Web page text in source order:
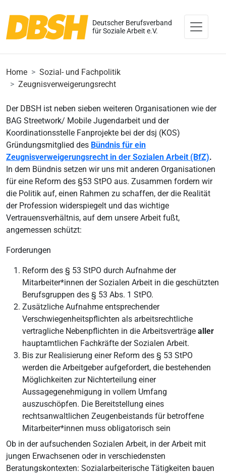
Deutscher Berufsverband
für Soziale Arbeit e.V.
Home
Sozial- und Fachpolitik
Zeugnisverweigerungsrecht
Der DBSH ist neben sieben weiteren Organisationen wie der
BAG Streetwork/ Mobile Jugendarbeit und der
Koordinationsstelle Fanprojekte bei der dsj (KOS)
Gründungsmitglied des Bündnis für ein
Zeugnisverweigerungsrecht in der Sozialen Arbeit (BfZ).
In dem Bündnis setzen wir uns mit anderen Organisationen
für eine Reform des §53 StPO aus. Zusammen fordern wir
die Politik auf, einen Rahmen zu schaffen, der die Realität
der Profession widerspiegelt und das wichtige
Vertrauensverhältnis, auf dem unsere Arbeit fußt,
angemessen schützt:
Forderungen
Reform des § 53 StPO durch Aufnahme der
Mitarbeiter*innen der Sozialen Arbeit in die geschützten
Berufsgruppen des § 53 Abs. 1 StPO.
Zusätzliche Aufnahme entsprechender
Verschwiegenheitspflichten als arbeitsrechtliche
vertragliche Nebenpflichten in die Arbeitsverträge aller
hauptamtlichen Fachkräfte der Sozialen Arbeit.
Bis zur Realisierung einer Reform des § 53 StPO
werden die Arbeitgeber aufgefordert, die bestehenden
Möglichkeiten zur Nichterteilung einer
Aussagegenehmigung in vollem Umfang
auszuschöpfen. Die Bereitstellung eines
rechtsanwaltlichen Zeugenbeistands für betroffene
Mitarbeiter*innen muss obligatorisch sein
Ob in der aufsuchenden Sozialen Arbeit, in der Arbeit mit
jungen Erwachsenen oder in verschiedensten
Beratungskontexten: Sozialarbeiterische Tätigkeiten bauen